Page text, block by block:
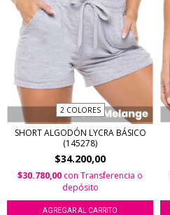
2 COLORES
SHORT ALGODÓN LYCRA BÁSICO
(145278)
$34.200,00
$30.780,00 con Transferencia o
depósito
AGREGAR AL CARRITO